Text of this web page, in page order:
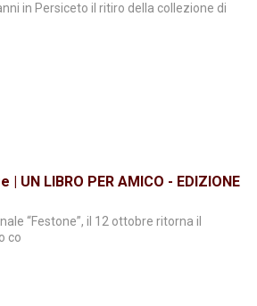
in Persiceto il ritiro della collezione di
UN LIBRO PER AMICO - EDIZIONE
“Festone”, il 12 ottobre ritorna il
co